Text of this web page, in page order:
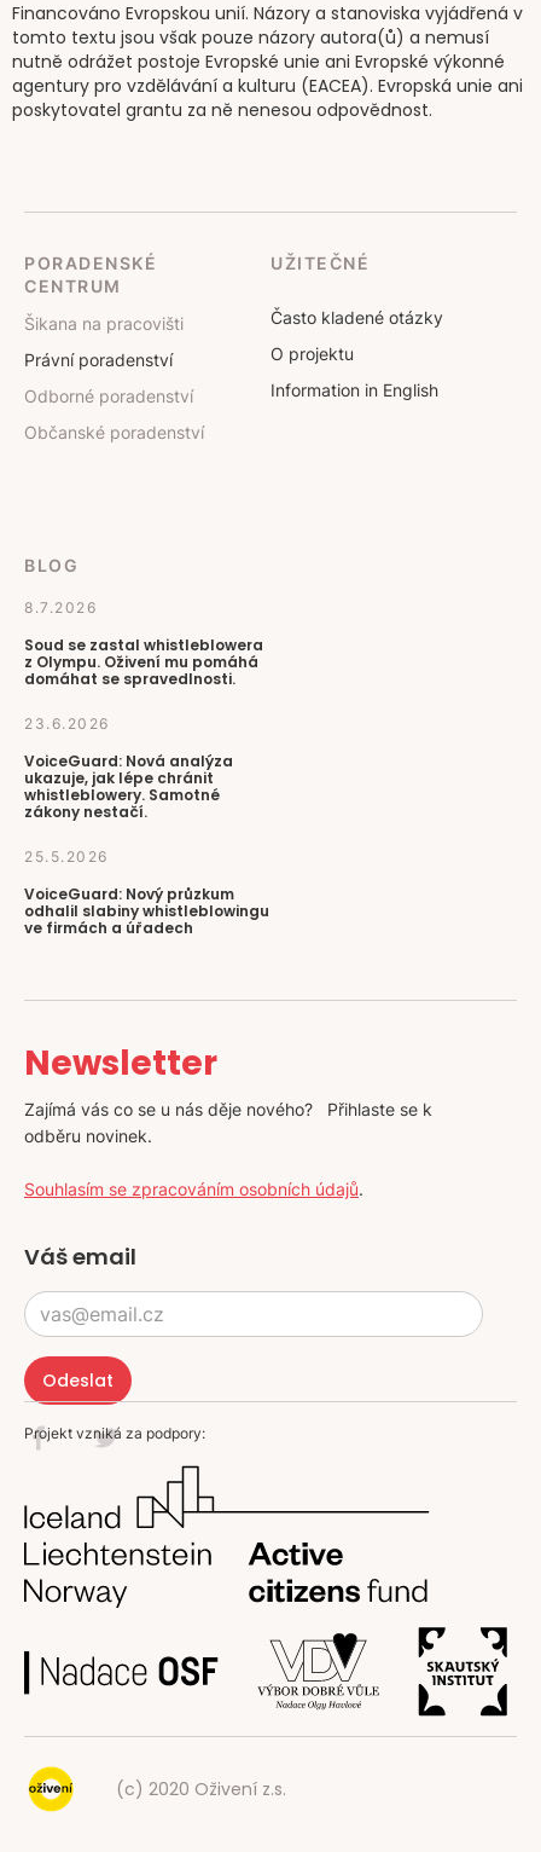
Financováno Evropskou unií. Názory a stanoviska vyjádřená v
tomto textu jsou však pouze názory autora(ů) a nemusí
nutně odrážet postoje Evropské unie ani Evropské výkonné
agentury pro vzdělávání a kulturu (EACEA). Evropská unie ani
poskytovatel grantu za ně nenesou odpovědnost.
PORADENSKÉ
CENTRUM
Šikana na pracovišti
Právní poradenství
Odborné poradenství
Občanské poradenství
UŽITEČNÉ
Často kladené otázky
O projektu
Information in English
BLOG
8.7.2026
Soud se zastal whistleblowera
z Olympu. Oživení mu pomáhá
domáhat se spravedlnosti.
23.6.2026
VoiceGuard: Nová analýza
ukazuje, jak lépe chránit
whistleblowery. Samotné
zákony nestačí.
25.5.2026
VoiceGuard: Nový průzkum
odhalil slabiny whistleblowingu
ve firmách a úřadech
Newsletter
Zajímá vás co se u nás děje nového? Přihlaste se k
odběru novinek.
Souhlasím se zpracováním osobních údajů.
Váš email
Projekt vzniká za podpory:
(c) 2020 Oživení z.s.